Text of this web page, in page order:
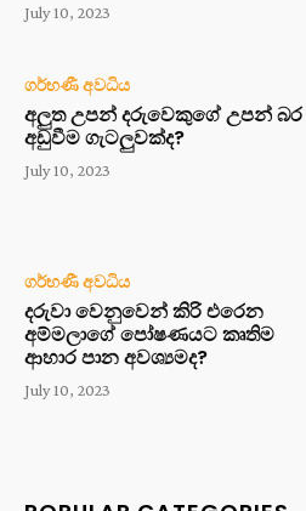
July 10, 2023
ගර්භණී අවධිය
අලුත උපන් දරුවෙකුගේ උපන් බර
අඩුවීම ගැටලුවක්ද?
July 10, 2023
ගර්භණී අවධිය
දරුවා වෙනුවෙන් කිරි එරෙන
අම්මලාගේ පෝෂණයට කෘතිම
ආහාර පාන අවශ්‍යමද?
July 10, 2023